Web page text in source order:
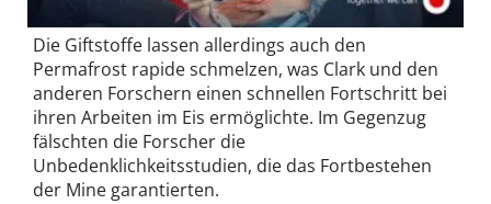
Die Giftstoffe lassen allerdings auch den
Permafrost rapide schmelzen, was Clark und den
anderen Forschern einen schnellen Fortschritt bei
ihren Arbeiten im Eis ermöglichte. Im Gegenzug
fälschten die Forscher die
Unbedenklichkeitsstudien, die das Fortbestehen
der Mine garantierten.